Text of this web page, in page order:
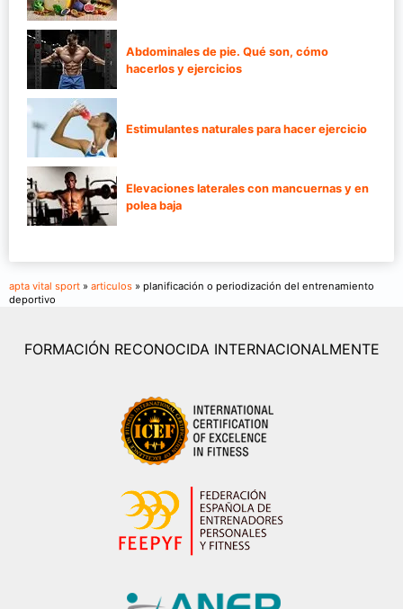
Abdominales de pie. Qué son, cómo
hacerlos y ejercicios
Estimulantes naturales para hacer ejercicio
Elevaciones laterales con mancuernas y en
polea baja
apta vital sport » articulos » planificación o periodización del entrenamiento
deportivo
FORMACIÓN RECONOCIDA INTERNACIONALMENTE